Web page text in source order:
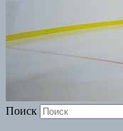
Поиск